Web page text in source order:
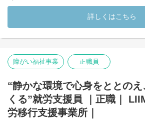
園児の健康管理
・毎朝の健康チェック（視診・触診など）
・発熱やけがなどの初期対応
・体調不良児の見守りや保護者への連絡対
・手洗い・うがい・消毒などの指導
・感染症の予防対応（マニュアルの確認や
保健関連の記録・報告書作成
・日々の記録や体調管理に関する報告書の
・定期健康診断や歯科検診の準備・補助
詳しくはこちら
障がい福祉事業 正職員
“静かな環境で心身をととの
くる”就労支援員 ｜正職｜
労移行支援事業所｜